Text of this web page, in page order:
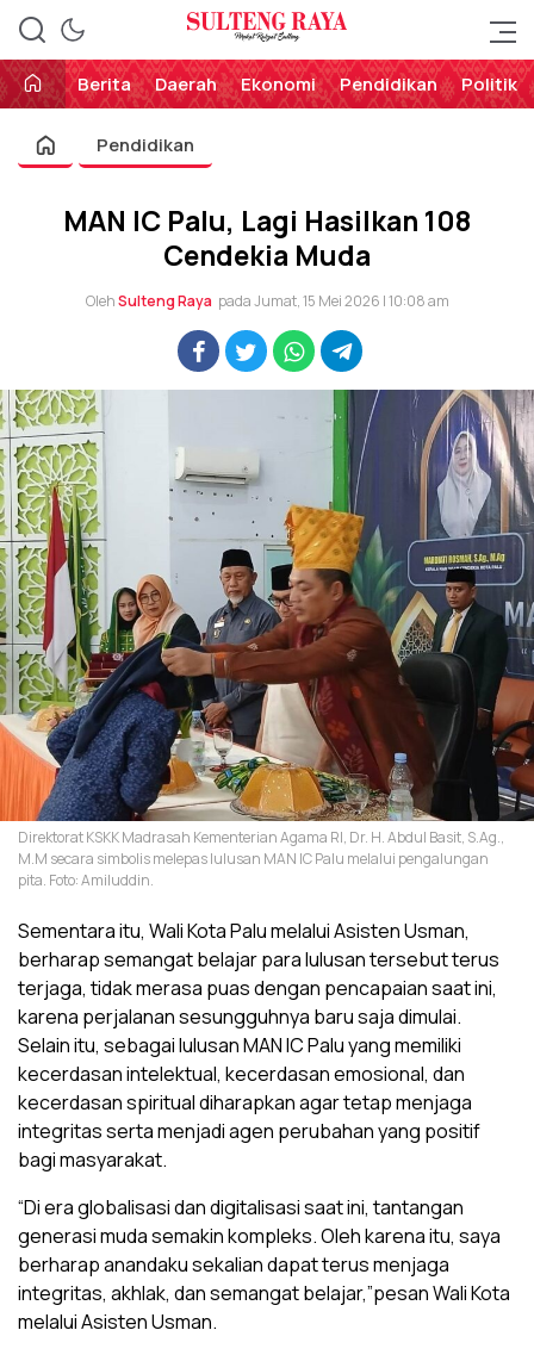
Sulteng Raya
Perekat Rakyat Sulteng
Berita
Daerah Ekonomi Pendidikan Politik
Pendidikan
MAN IC Palu, Lagi Hasilkan 108
Cendekia Muda
OlehSulteng Raya pada Jumat, 15 Mei 2026 | 10:08 am
Direktorat KSKK Madrasah Kementerian Agama RI, Dr. H. Abdul Basit, S.Ag.,
M.M secara simbolis melepas lulusan MAN IC Palu melalui pengalungan
pita. Foto: Amiluddin.
Sementara itu, Wali Kota Palu melalui Asisten Usman,
berharap semangat belajar para lulusan tersebut terus
terjaga, tidak merasa puas dengan pencapaian saat ini,
karena perjalanan sesungguhnya baru saja dimulai.
Selain itu, sebagai lulusan MAN IC Palu yang memiliki
kecerdasan intelektual, kecerdasan emosional, dan
kecerdasan spiritual diharapkan agar tetap menjaga
integritas serta menjadi agen perubahan yang positif
bagi masyarakat.
“Di era globalisasi dan digitalisasi saat ini, tantangan
generasi muda semakin kompleks. Oleh karena itu, saya
berharap anandaku sekalian dapat terus menjaga
integritas, akhlak, dan semangat belajar,”pesan Wali Kota
melalui Asisten Usman.